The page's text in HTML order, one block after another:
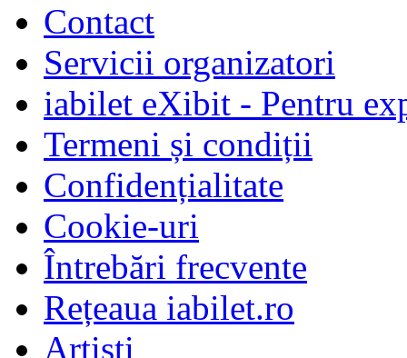
Contact
Servicii organizatori
iabilet eXibit - Pentru
Termeni și condiții
Confidențialitate
Cookie-uri
Întrebări frecvente
Rețeaua iabilet.ro
Artiști